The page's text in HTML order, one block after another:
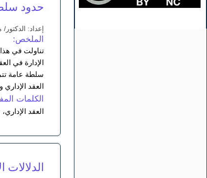
حدود
إعداد:
الملخص:
تناولت في
الإدارة في
سلطة عامة
العقد
الكلمات
العقد